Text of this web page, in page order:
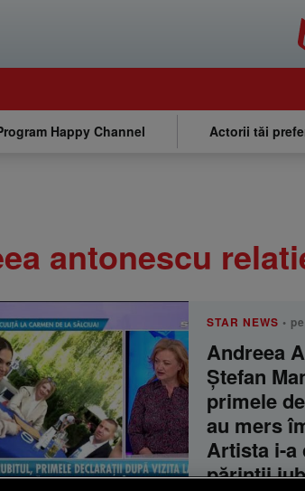
Happy Channel Actorii tăi
antonescu
STAR NEWS •
Andreea
Ştefan
primele
au mers
Artista i-a
părinţii